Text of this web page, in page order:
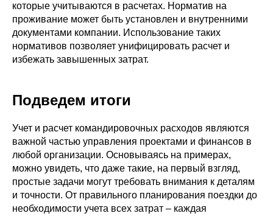
которые учитываются в расчетах. Норматив на
проживание может быть установлен и внутренними
документами компании. Использование таких
нормативов позволяет унифицировать расчет и
избежать завышенных затрат.
Подведем итоги
Учет и расчет командировочных расходов являются
важной частью управления проектами и финансов в
любой организации. Основываясь на примерах,
можно увидеть, что даже такие, на первый взгляд,
простые задачи могут требовать внимания к деталям
и точности. От правильного планирования поездки до
необходимости учета всех затрат – каждая